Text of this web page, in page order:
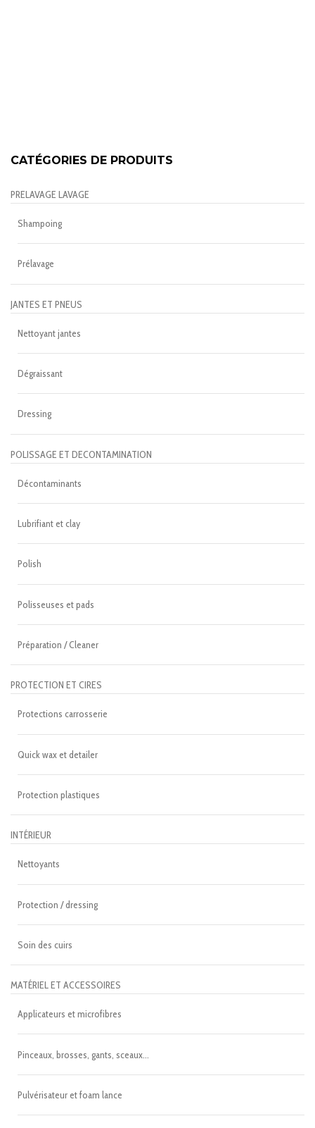
CATÉGORIES DE PRODUITS
PRELAVAGE LAVAGE
Shampoing
Prélavage
JANTES ET PNEUS
Nettoyant jantes
Dégraissant
Dressing
POLISSAGE ET DECONTAMINATION
Décontaminants
Lubrifiant et clay
Polish
Polisseuses et pads
Préparation / Cleaner
PROTECTION ET CIRES
Protections carrosserie
Quick wax et detailer
Protection plastiques
INTÉRIEUR
Nettoyants
Protection / dressing
Soin des cuirs
MATÉRIEL ET ACCESSOIRES
Applicateurs et microfibres
Pinceaux, brosses, gants, sceaux...
Pulvérisateur et foam lance